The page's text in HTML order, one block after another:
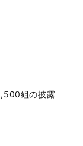
組の披露